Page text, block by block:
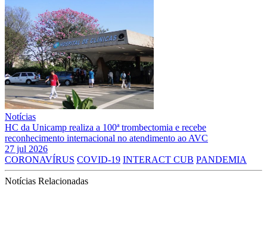
Notícias
HC da Unicamp realiza a 100ª trombectomia e recebe
reconhecimento internacional no atendimento ao AVC
27 jul 2026
CORONAVÍRUS COVID-19 INTERACT CUB PANDEMIA
Notícias Relacionadas